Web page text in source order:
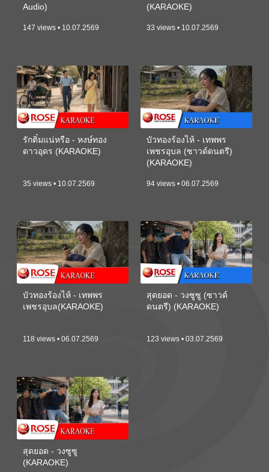
Audio)
147 views • 10.07.2569
(KARAOKE)
33 views • 10.07.2569
รักติ๋มแน่หรือ - หงษ์ทอง
ดาวอุดร (KARAOKE)
35 views • 10.07.2569
บัวทองร้องไห้ - เทพพร
เพชรอุบล (ซาวด์ดนตรี)
(KARAOKE)
94 views • 06.07.2569
บัวทองร้องไห้ - เทพพร
เพชรอุบล(KARAOKE)
118 views • 06.07.2569
สุดยอด - วงซูซู (ซาวด์
ดนตรี) (KARAOKE)
123 views • 03.07.2569
สุดยอด - วงซูซู
(KARAOKE)